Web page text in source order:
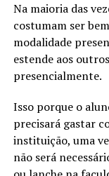
Na maioria das
costumam ser
modalidade
estende aos
presencialmente.
Isso porque o
precisará gastar
instituição, uma
não será